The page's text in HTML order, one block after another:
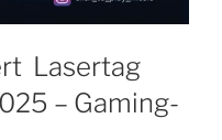
Lasertag
– Gaming-